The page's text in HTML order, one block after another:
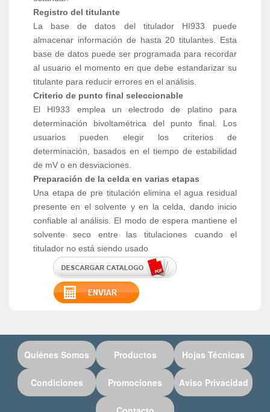
Registro del titulante
La base de datos del titulador HI933 puede
almacenar información de hasta 20 titulantes. Esta
base de datos puede ser programada para recordar
al usuario el momento en que debe estandarizar su
titulante para reducir errores en el análisis.
Criterio de punto final seleccionable
El HI933 emplea un electrodo de platino para
determinación bivoltamétrica del punto final. Los
usuarios pueden elegir los criterios de
determinación, basados en el tiempo de estabilidad
de mV o en desviaciones.
Preparación de la celda en varias etapas
Una etapa de pre titulación elimina el agua residual
presente en el solvente y en la celda, dando inicio
confiable al análisis. El modo de espera mantiene el
solvente seco entre las titulaciones cuando el
titulador no está siendo usado
Quiénes Somos Productos Hojas Técnicas
Condiciones Promociones Aviso Privacidad